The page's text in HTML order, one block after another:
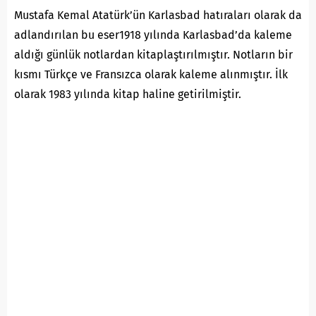
Mustafa Kemal Atatürk’ün Karlasbad hatıraları olarak da
adlandırılan bu eser1918 yılında Karlasbad’da kaleme
aldığı günlük notlardan kitaplaştırılmıştır. Notların bir
kısmı Türkçe ve Fransızca olarak kaleme alınmıştır. İlk
olarak 1983 yılında kitap haline getirilmiştir.